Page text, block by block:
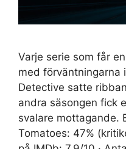
Varje serie som får
med förväntningarna
Detective satte
andra säsongen fick
svalare mottagande.
Tomatoes: 47%